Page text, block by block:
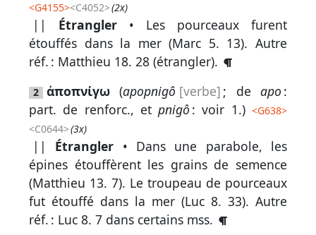
<G4155><C4052>(2x)
|| Étrangler • Les pourceaux furent
étouffés dans la mer (Marc 5. 13). Autre
réf. : Matthieu 18. 28 (étrangler).
2 ἀποπνίγω (apopnigô [verbe] ; de apo :
part. de renforc., etpnigô : voir 1.) <G638>
<C0644>(3x)
|| Étrangler • Dans une parabole, les
épines étouffèrent les grains de semence
(Matthieu 13. 7). Le troupeau de pourceaux
fut étouffé dans la mer (Luc 8. 33). Autre
réf. : Luc 8. 7 dans certains mss.
Recherche
grec
Rechercher
par
code
strong
Rechercher
par
lettre
Rechercher